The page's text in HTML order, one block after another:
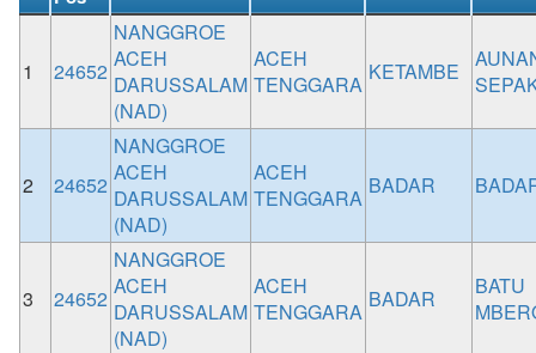
1 24652
NANGGROE
ACEH
DARUSSALAM
(NAD)
ACEH
TENGGARA KETAMBE
2 24652
NANGGROE
ACEH
DARUSSALAM
(NAD)
ACEH
TENGGARA BADAR
3 24652
NANGGROE
ACEH
DARUSSALAM
(NAD)
ACEH
TENGGARA BADAR
BATU